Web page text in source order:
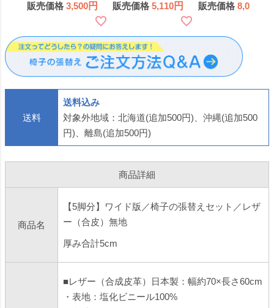
料は別ページからお
求めください※ 椅子
の張替え 椅子 はり
かえ 作業 サービス
販売価格 3,500
ト いす DIY イス 張
り替え 国産 生地 修
理 座面 椅子 張替え
はりかえ 難燃 飲食
店に
販売価格 5,110
ト いす DIY イス 張
子 張替え はりかえ
国産 生地 難燃 飲食
店に
販売価格 8,020
送料
送料込み
対象外地域：北海道(追加500円)、沖縄(追加500
円)、離島(追加500円)
商品詳細
商品名
【5脚分】ワイド版／椅子の張替えセット／レザ
ー（合皮）無地
厚み合計5cm
■レザー（合成皮革）日本製：幅約70×長さ60cm
・表地：塩化ビニール100%